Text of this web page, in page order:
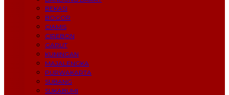
BEKASI
BOGOR
CIAMIS
CIREBON
GARUT
KUNINGAN
MAJALENGKA
PURWAKARTA
SUBANG
SUKABUMI